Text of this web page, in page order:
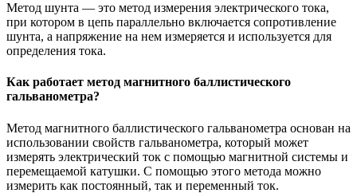
Метод шунта — это метод измерения электрического тока,
при котором в цепь параллельно включается сопротивление
шунта, а напряжение на нем измеряется и используется для
определения тока.
Как работает метод магнитного баллистического
гальванометра?
Метод магнитного баллистического гальванометра основан на
использовании свойств гальванометра, который может
измерять электрический ток с помощью магнитной системы и
перемещаемой катушки. С помощью этого метода можно
измерить как постоянный, так и переменный ток.